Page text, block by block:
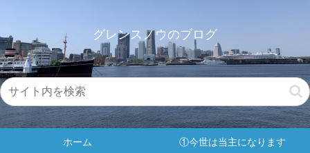
グレンスノウのブログ
ホーム ①今世は当主になります